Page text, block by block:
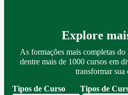
Explore
As formações mais completas
dentre mais de 1000 cursos em
transformar sua
Tipos de Curso
Tipos de